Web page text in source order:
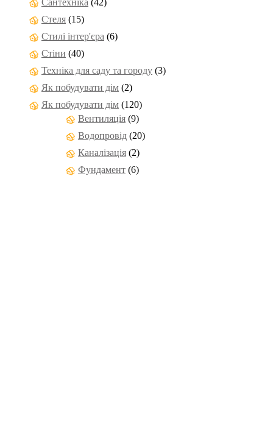
Стеля (15)
Стилі інтер'єра (6)
Стіни (40)
Техніка для саду та городу (3)
Як побудувати дім (2)
Як побудувати дім (120)
Вентиляція (9)
Водопровід (20)
Каналізація (2)
Фундамент (6)